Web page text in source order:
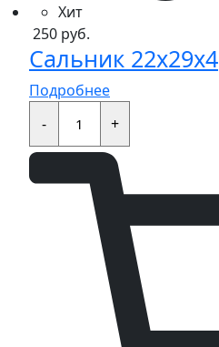
Хит
250 руб.
Сальник 22x29x4
Подробнее
-
Сальник
22x29x4+